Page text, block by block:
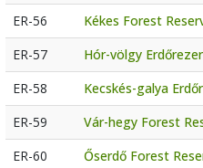
ER-56
Kékes Forest
ER-57
Hór-völgy
ER-58
Kecskés-galya
ER-59
Vár-hegy Forest
ER-60
Őserdő Forest